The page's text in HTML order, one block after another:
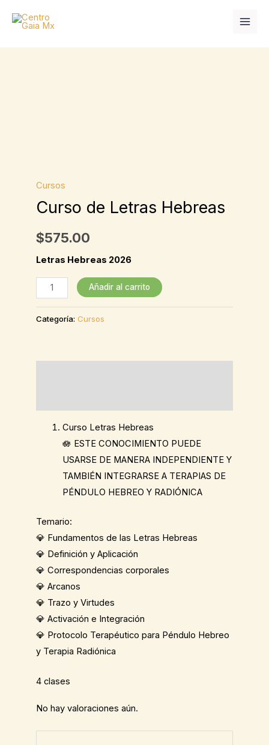
Cursos
Curso de Letras Hebreas
$575.00
Letras Hebreas 2026
Añadir al carrito
Categoría: Cursos
Curso Letras Hebreas
🪷 ESTE CONOCIMIENTO PUEDE
USARSE DE MANERA INDEPENDIENTE Y
TAMBIÉN INTEGRARSE A TERAPIAS DE
PÉNDULO HEBREO Y RADIÓNICA
Temario:
💎 Fundamentos de las Letras Hebreas
💎 Definición y Aplicación
💎 Correspondencias corporales
💎 Arcanos
💎 Trazo y Virtudes
💎 Activación e Integración
💎 Protocolo Terapéutico para Péndulo Hebreo
y Terapia Radiónica
4 clases
No hay valoraciones aún.